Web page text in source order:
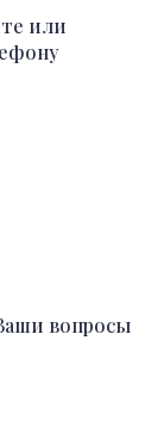
или
вопросы